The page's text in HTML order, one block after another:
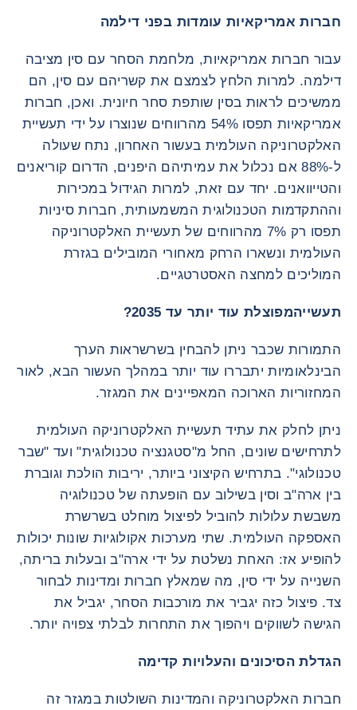
חברות אמריקאיות עומדות בפני דילמה
עבור חברות אמריקאיות, מלחמת הסחר עם סין מציבה
דילמה. למרות הלחץ לצמצם את קשריהם עם סין, הם
ממשיכים לראות בסין שותפת סחר חיונית. ואכן, חברות
אמריקאיות תפסו 54% מהרווחים שנוצרו על ידי תעשיית
האלקטרוניקה העולמית בעשור האחרון, נתח שעולה
ל-88% אם נכלול את עמיתיהם היפנים, הדרום קוריאנים
והטייוואנים. יחד עם זאת, למרות הגידול במכירות
וההתקדמות הטכנולוגית המשמעותית, חברות סיניות
תפסו רק 7% מהרווחים של תעשיית האלקטרוניקה
העולמית ונשארו הרחק מאחורי המובילים בגזרת
המוליכים למחצה האסטרטגיים.
תעשייהמפוצלת עוד יותר עד 2035?
התמורות שכבר ניתן להבחין בשרשראות הערך
הבינלאומיות יתבררו עוד יותר במהלך העשור הבא, לאור
המחזוריות הארוכה המאפיינים את המגזר.
ניתן לחלק את עתיד תעשיית האלקטרוניקה העולמית
לתרחישים שונים, החל מ"סטגנציה טכנולוגית" ועד "שבר
טכנולוגי". בתרחיש הקיצוני ביותר, יריבות הולכת וגוברת
בין ארה"ב וסין בשילוב עם הופעתה של טכנולוגיה
משבשת עלולות להוביל לפיצול מוחלט בשרשרת
האספקה ​​העולמית. שתי מערכות אקולוגיות שונות יכולות
להופיע אז: האחת נשלטת על ידי ארה"ב ובעלות בריתה,
השנייה על ידי סין, מה שמאלץ חברות ומדינות לבחור
צד. פיצול כזה יגביר את מורכבות הסחר, יגביל את
הגישה לשווקים ויהפוך את התחרות לבלתי צפויה יותר.
הגדלת הסיכונים והעלויות קדימה
חברות האלקטרוניקה והמדינות השולטות במגזר זה